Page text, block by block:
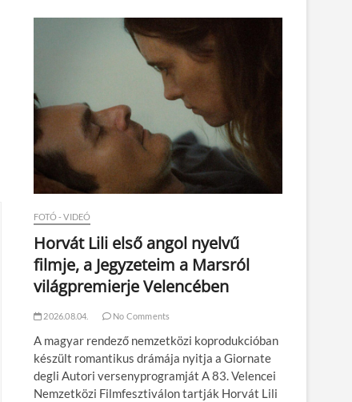
FOTÓ - VIDEÓ
Horvát Lili első angol nyelvű
filmje, a Jegyzeteim a Marsról
világpremierje Velencében
2026.08.04. No Comments
A magyar rendező nemzetközi koprodukcióban
készült romantikus drámája nyitja a Giornate
degli Autori versenyprogramját A 83. Velencei
Nemzetközi Filmfesztiválon tartják Horvát Lili